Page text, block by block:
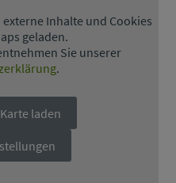
Inhalte und Cookies
geladen.
Sie unserer
.
laden